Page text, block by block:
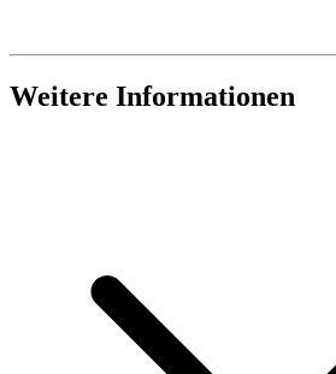
Weitere Informationen